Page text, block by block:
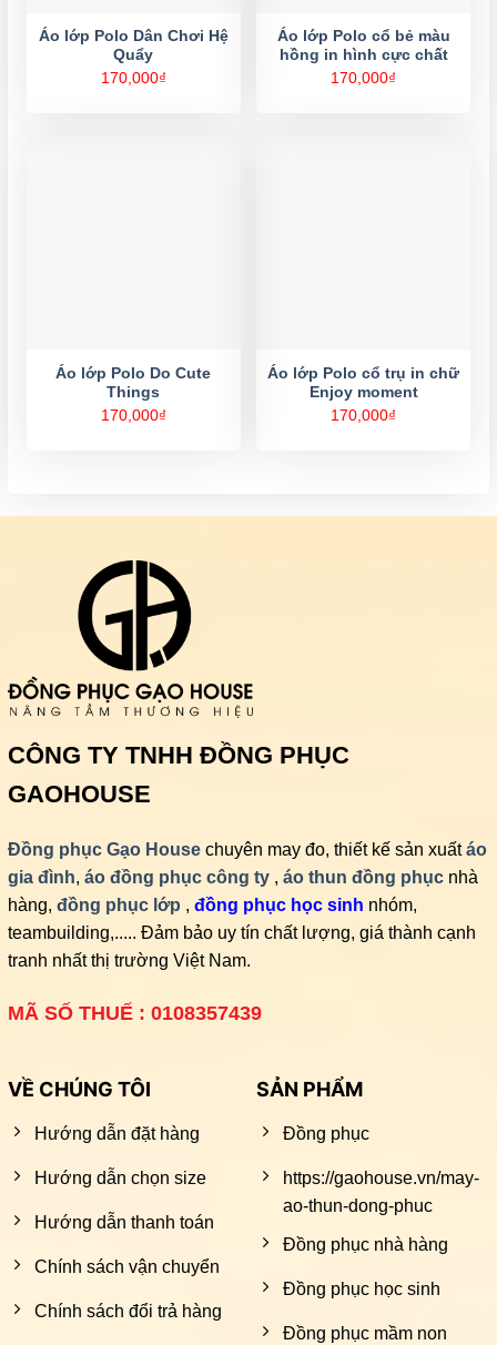
Áo lớp Polo Dân Chơi Hệ
Quẩy
170,000₫
Áo lớp Polo cổ bẻ màu
hồng in hình cực chất
170,000₫
Áo lớp Polo Do Cute
Things
170,000₫
Áo lớp Polo cổ trụ in chữ
Enjoy moment
170,000₫
CÔNG TY TNHH ĐỒNG PHỤC
GAOHOUSE
Đồng phục Gạo Housechuyên may đo, thiết kế sản xuấtáo
gia đình, áo đồng phục công ty, áo thun đồng phụcnhà
hàng, đồng phục lớp , đồng phục học sinh nhóm,
teambuilding,..... Đảm bảo uy tín chất lượng, giá thành cạnh
tranh nhất thị trường Việt Nam.
MÃ SỐ THUẾ : 0108357439
VỀ CHÚNG TÔI
Hướng dẫn đặt hàng
Hướng dẫn chọn size
Hướng dẫn thanh toán
Chính sách vận chuyển
Chính sách đổi trả hàng
SẢN PHẨM
Đồng phục
https://gaohouse.vn/may-
ao-thun-dong-phuc
Đồng phục nhà hàng
Đồng phục học sinh
Đồng phục mầm non